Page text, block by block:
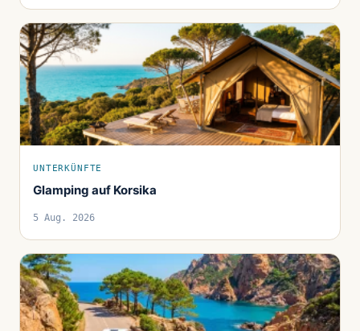
UNTERKÜNFTE
Glamping auf Korsika
5 Aug. 2026